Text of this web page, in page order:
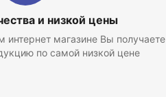
и низкой цены
магазине Вы получаете
по самой низкой цене